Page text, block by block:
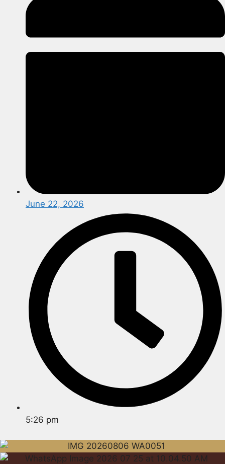
June 22, 2026
5:26 pm